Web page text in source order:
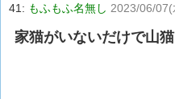
41: もふもふ名無し 2023/06/
家猫がいないだけで山